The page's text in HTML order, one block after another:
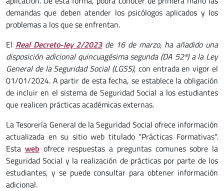
demandas que deben atender los psicólogos aplicados y los
problemas a los que se enfrentan.
El Real Decreto-ley 2/2023 de 16 de marzo, ha añadido una
disposición adicional quincuagésima segunda (DA 52ª) a la Ley
General de la Seguridad Social (LGSS), con entrada en vigor el
01/01/2024. A partir de esta fecha, se establece la obligación
de incluir en el sistema de Seguridad Social a los estudiantes
que realicen prácticas académicas externas.
La Tesorería General de la Seguridad Social ofrece información
actualizada en su sitio web titulado "Prácticas Formativas".
Esta web ofrece respuestas a preguntas comunes sobre la
Seguridad Social y la realización de prácticas por parte de los
estudiantes, y se puede consultar para obtener información
adicional.